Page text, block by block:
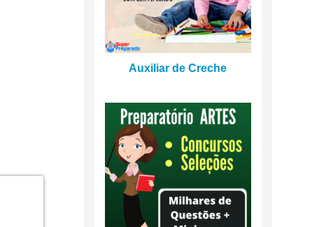
Auxiliar de Creche